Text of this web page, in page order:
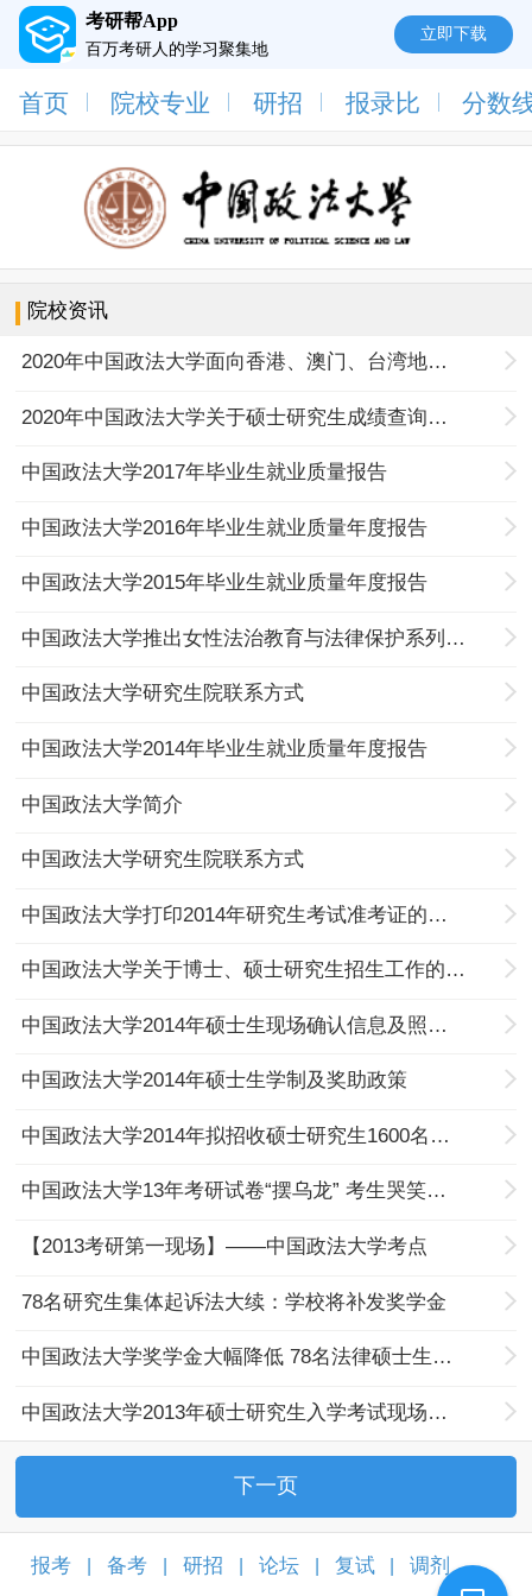
考研帮App
百万考研人的学习聚集地
立即下载
首页 院校专业 研招 报录比 分数
院校资讯
2020年中国政法大学面向香港、澳门、台湾地区研究生招生考试的通知
2020年中国政法大学关于硕士研究生成绩查询及复试等事项的公告
中国政法大学2017年毕业生就业质量报告
中国政法大学2016年毕业生就业质量年度报告
中国政法大学2015年毕业生就业质量年度报告
中国政法大学推出女性法治教育与法律保护系列课程
中国政法大学研究生院联系方式
中国政法大学2014年毕业生就业质量年度报告
中国政法大学简介
中国政法大学研究生院联系方式
中国政法大学打印2014年研究生考试准考证的通知
中国政法大学关于博士、硕士研究生招生工作的严正声明
中国政法大学2014年硕士生现场确认信息及照相通知
中国政法大学2014年硕士生学制及奖助政策
中国政法大学2014年拟招收硕士研究生1600名左右
中国政法大学13年考研试卷“摆乌龙” 考生哭笑不得
【2013考研第一现场】——中国政法大学考点
78名研究生集体起诉法大续：学校将补发奖学金
中国政法大学奖学金大幅降低 78名法律硕士生起诉
中国政法大学2013年硕士研究生入学考试现场确认公告
下一页
报考 备考 研招 论坛 复试 调剂